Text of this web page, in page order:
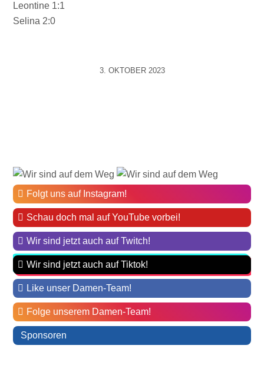
Leontine 1:1
Selina 2:0
3. OKTOBER 2023
Folgt uns auf Instagram!
Schau doch mal auf YouTube vorbei!
Wir sind jetzt auch auf Twitch!
Wir sind jetzt auch auf Tiktok!
Like unser Damen-Team!
Folge unserem Damen-Team!
Sponsoren